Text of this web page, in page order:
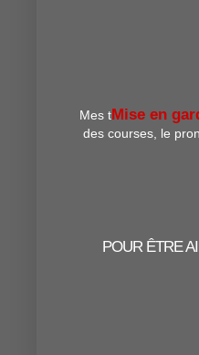
Mes tMise en
des courses, le
POUR ÊTRE